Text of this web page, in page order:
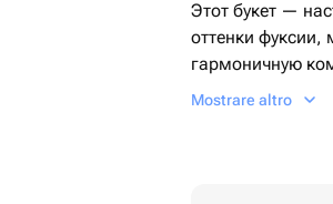
Этот букет —
оттенки
гармоничную
солнышки,
Mostrare altro